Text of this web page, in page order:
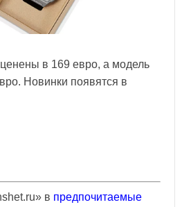
в 169 евро, а модель
Новинки появятся в
в предпочитаемые